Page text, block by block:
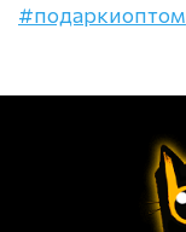
#подаркиоптом